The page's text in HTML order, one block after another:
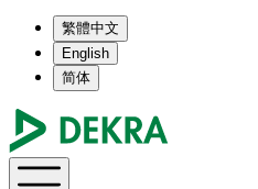
繁體中文
English
简体